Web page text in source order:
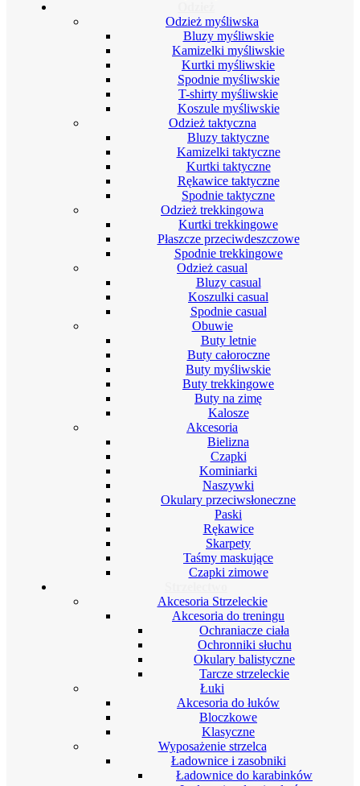
Odzież myśliwska
Bluzy myśliwskie
Kamizelki myśliwskie
Kurtki myśliwskie
Spodnie myśliwskie
T-shirty myśliwskie
Koszule myśliwskie
Odzież taktyczna
Bluzy taktyczne
Kamizelki taktyczne
Kurtki taktyczne
Rękawice taktyczne
Spodnie taktyczne
Odzież trekkingowa
Kurtki trekkingowe
Płaszcze przeciwdeszczowe
Spodnie trekkingowe
Odzież casual
Bluzy casual
Koszulki casual
Spodnie casual
Obuwie
Buty letnie
Buty całoroczne
Buty myśliwskie
Buty trekkingowe
Buty na zimę
Kalosze
Akcesoria
Bielizna
Czapki
Kominiarki
Naszywki
Okulary przeciwsłoneczne
Paski
Rękawice
Skarpety
Taśmy maskujące
Czapki zimowe
Akcesoria Strzeleckie
Akcesoria do treningu
Ochraniacze ciała
Ochronniki słuchu
Okulary balistyczne
Tarcze strzeleckie
Łuki
Akcesoria do łuków
Bloczkowe
Klasyczne
Wyposażenie strzelca
Ładownice i zasobniki
Ładownice do karabinków